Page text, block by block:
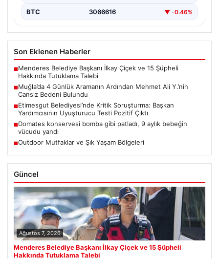
BTC 3066616 ▼ -0.46%
Son Eklenen Haberler
■Menderes Belediye Başkanı İlkay Çiçek ve 15 Şüpheli
Hakkında Tutuklama Talebi
■Muğla’da 4 Günlük Aramanın Ardından Mehmet Ali Y.’nin
Cansız Bedeni Bulundu
■Etimesgut Belediyesi’nde Kritik Soruşturma: Başkan
Yardımcısının Uyuşturucu Testi Pozitif Çıktı
■Domates konservesi bomba gibi patladı, 9 aylık bebeğin
vücudu yandı
■Outdoor Mutfaklar ve Şık Yaşam Bölgeleri
Güncel
Ağustos 7, 2026
Menderes Belediye Başkanı İlkay Çiçek ve 15 Şüpheli
Hakkında Tutuklama Talebi